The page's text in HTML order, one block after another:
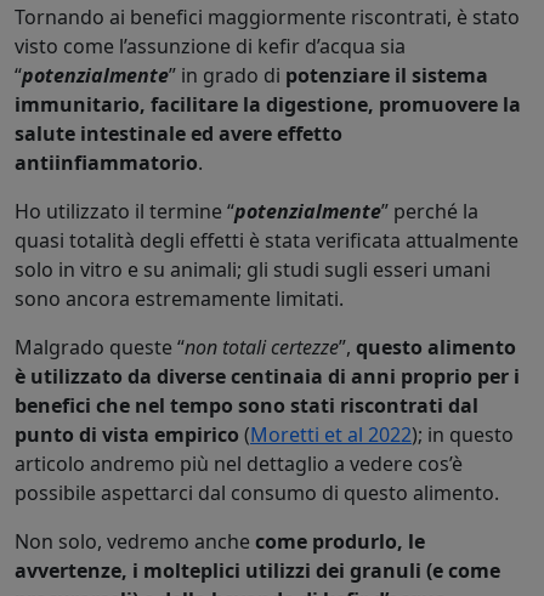
Tornando ai benefici maggiormente riscontrati, è stato
visto come l’assunzione di kefir d’acqua sia
“potenzialmente” in grado di potenziare il sistema
immunitario, facilitare la digestione, promuovere la
salute intestinale ed avere effetto
antiinfiammatorio.
Ho utilizzato il termine “potenzialmente” perché la
quasi totalità degli effetti è stata verificata attualmente
solo in vitro e su animali; gli studi sugli esseri umani
sono ancora estremamente limitati.
Malgrado queste “non totali certezze”, questo alimento
è utilizzato da diverse centinaia di anni proprio per i
benefici che nel tempo sono stati riscontrati dal
punto di vista empirico (Moretti et al 2022); in questo
articolo andremo più nel dettaglio a vedere cos’è
possibile aspettarci dal consumo di questo alimento.
Non solo, vedremo anche come produrlo, le
avvertenze, i molteplici utilizzi dei granuli (e come